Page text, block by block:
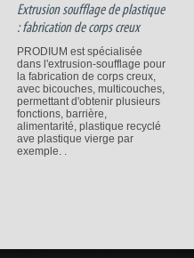
Extrusion soufflage de plastique
: fabrication de corps creux
PRODIUM est spécialisée
dans l'extrusion-soufflage pour
la fabrication de corps creux,
avec bicouches, multicouches,
permettant d'obtenir plusieurs
fonctions, barrière,
alimentarité, plastique recyclé
ave plastique vierge par
exemple. .